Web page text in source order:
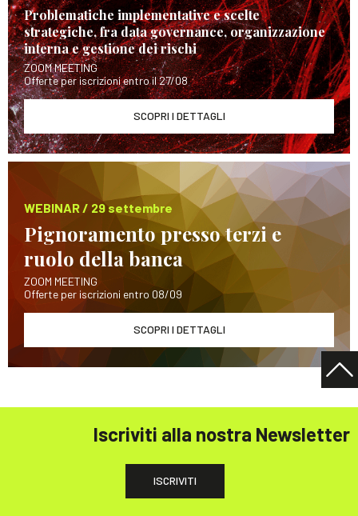
Problematiche implementative e scelte
strategiche, fra data governance, organizzazione
interna e gestione dei rischi
ZOOM MEETING
Offerte per iscrizioni entro il 27/08
SCOPRI I DETTAGLI
WEBINAR / 29 settembre
Pignoramento presso terzi e
ruolo della banca
ZOOM MEETING
Offerte per iscrizioni entro 08/09
SCOPRI I DETTAGLI
Iscriviti alla nostra Newsletter
ISCRIVITI